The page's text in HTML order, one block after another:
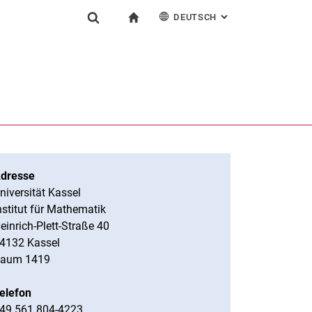
DEUTSCH : ALTERNATIVE
Kassel
für Mathematik
Plett-Straße 40
Kassel
1419